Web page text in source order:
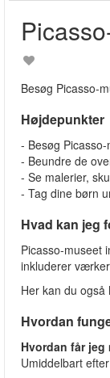
Besøg Picasso-
Højdepunkter
- Besøg
- Beundre de
- Se malerier,
- Tag dine børn
Hvad kan jeg
Picasso-museet
inkluderer
Her kan du
Hvordan
Hvordan får
Umiddelbart